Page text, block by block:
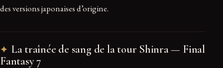
des versions japonaises d’origine.
La traînée de sang de la tour Shinra — Final
Fantasy 7